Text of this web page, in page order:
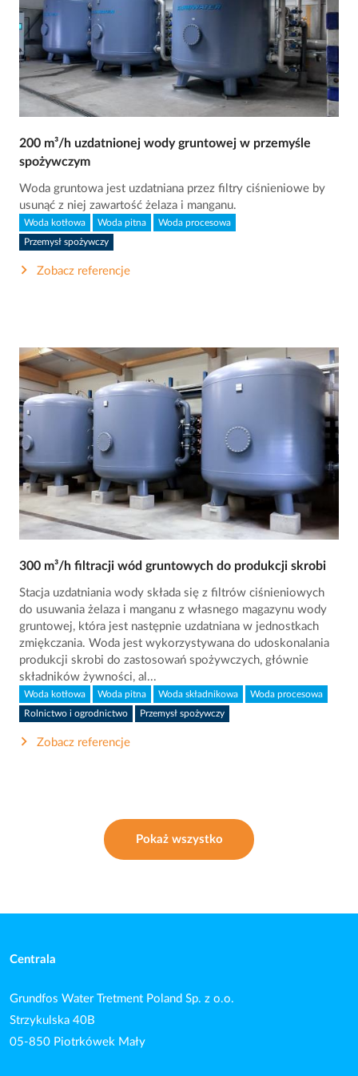
200 m³/h uzdatnionej wody gruntowej w przemyśle
spożywczym
Woda gruntowa jest uzdatniana przez filtry ciśnieniowe by
usunąć z niej zawartość żelaza i manganu.
Woda kotłowa Woda pitna Woda procesowa
Przemysł spożywczy
Zobacz referencje
300 m³/h filtracji wód gruntowych do produkcji skrobi
Stacja uzdatniania wody składa się z filtrów ciśnieniowych
do usuwania żelaza i manganu z własnego magazynu wody
gruntowej, która jest następnie uzdatniana w jednostkach
zmiękczania. Woda jest wykorzystywana do udoskonalania
produkcji skrobi do zastosowań spożywczych, głównie
składników żywności, al...
Woda kotłowa Woda pitna Woda składnikowa Woda procesowa
Rolnictwo i ogrodnictwo Przemysł spożywczy
Zobacz referencje
Pokaż wszystko
Centrala
Grundfos Water Tretment Poland Sp. z o.o.
Strzykulska 40B
05-850 Piotrkówek Mały